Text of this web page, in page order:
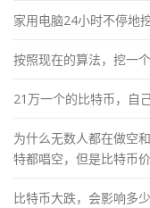
家用电脑24小时不停地
按照现在的算法，挖一
21万一个的比特币，自
为什么无数人都在做空
特都唱空，但是比特币
比特币大跌，会影响多少